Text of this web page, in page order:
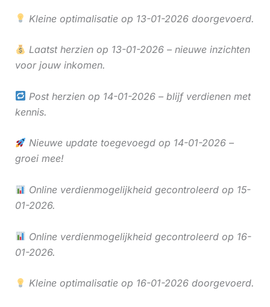
Kleine optimalisatie op 13-01-2026 doorgevoerd.
Laatst herzien op 13-01-2026 – nieuwe inzichten
voor jouw inkomen.
Post herzien op 14-01-2026 – blijf verdienen met
kennis.
Nieuwe update toegevoegd op 14-01-2026 –
groei mee!
Online verdienmogelijkheid gecontroleerd op 15-
01-2026.
Online verdienmogelijkheid gecontroleerd op 16-
01-2026.
Kleine optimalisatie op 16-01-2026 doorgevoerd.